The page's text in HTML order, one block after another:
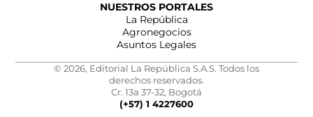
NUESTROS PORTALES
La República
Agronegocios
Asuntos Legales
© 2026, Editorial La República S.A.S. Todos los
derechos reservados.
Cr. 13a 37-32, Bogotá
(+57) 1 4227600